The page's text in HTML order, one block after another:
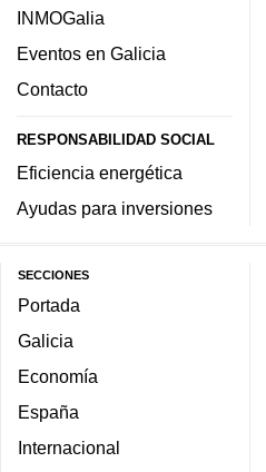
INMOGalia
Eventos en Galicia
Contacto
RESPONSABILIDAD SOCIAL
Eficiencia energética
Ayudas para inversiones
SECCIONES
Portada
Galicia
Economía
España
Internacional